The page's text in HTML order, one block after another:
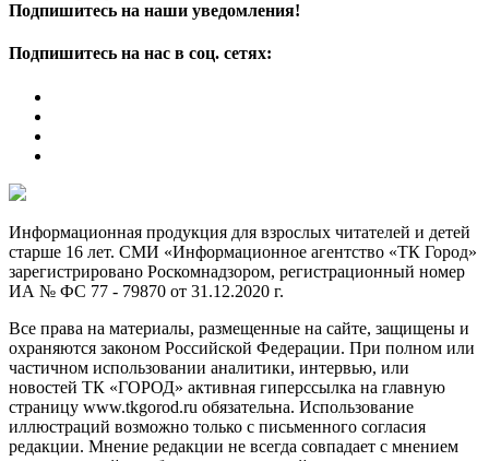
Подпишитесь на наши уведомления!
Подпишитесь на нас в соц. сетях:
Информационная продукция для взрослых читателей и детей
старше 16 лет. СМИ «Информационное агентство «ТК Город»
зарегистрировано Роскомнадзором, регистрационный номер
ИА № ФС 77 - 79870 от 31.12.2020 г.
Все права на материалы, размещенные на сайте, защищены и
охраняются законом Российской Федерации. При полном или
частичном использовании аналитики, интервью, или
новостей ТК «ГОРОД» активная гиперссылка на главную
страницу www.tkgorod.ru обязательна. Использование
иллюстраций возможно только с письменного согласия
редакции. Мнение редакции не всегда совпадает с мнением